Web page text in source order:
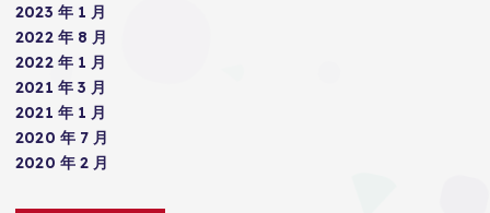
2023 年 1 月
2022 年 8 月
2022 年 1 月
2021 年 3 月
2021 年 1 月
2020 年 7 月
2020 年 2 月